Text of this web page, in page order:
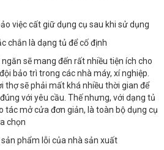
việc cất giữ dụng cụ sau khi sử dụng
chắn là dạng tủ để cố định
sẽ mang đến rất nhiều tiện ích cho
bảo trì trong các nhà máy, xí nghiệp.
sẽ phải mất khá nhiều thời gian để
với yêu cầu. Thế nhưng, với dạng tủ
tác mở cửa đơn giản, là toàn bộ dụng cụ
chọn
phẩm lỗi của nhà sản xuất